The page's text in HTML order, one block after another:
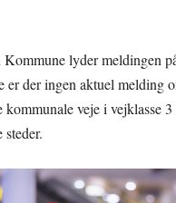
Kommune lyder meldingen
er der ingen aktuel melding
veje i vejklasse
steder.